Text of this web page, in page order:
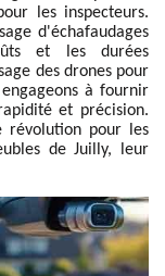
les inspecteurs.
d'échafaudages
et les durées
des drones pour
à fournir
et précision.
révolution pour les
de Juilly, leur